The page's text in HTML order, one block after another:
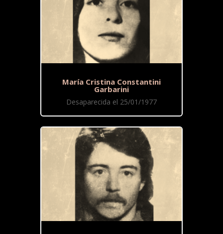
María Cristina Constantini
Garbarini
Desaparecida el 25/01/1977